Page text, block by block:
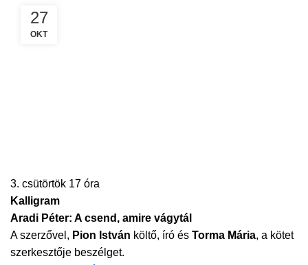
27
OKT
3. csütörtök 17 óra
Kalligram
Aradi Péter: A csend, amire vágytál
A szerzővel, Pion István költő, író és Torma Mária, a kötet
szerkesztője beszélget.